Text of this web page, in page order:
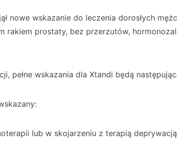
nowe wskazanie do leczenia dorosłych
rakiem prostaty, bez przerzutów,
pełne wskazania dla Xtandi będą
lub w skojarzeniu z terapią